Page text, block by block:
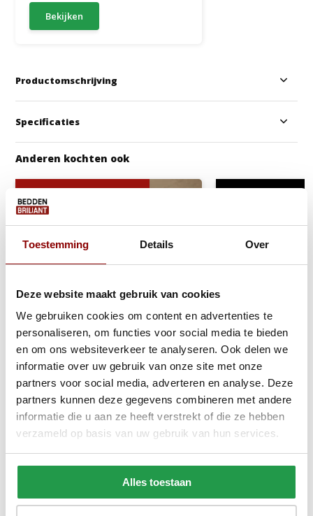
Toestemming Details Over
Deze website maakt gebruik van cookies
We gebruiken cookies om content en advertenties te
personaliseren, om functies voor social media te bieden
en om ons websiteverkeer te analyseren. Ook delen we
informatie over uw gebruik van onze site met onze
partners voor social media, adverteren en analyse. Deze
partners kunnen deze gegevens combineren met andere
informatie die u aan ze heeft verstrekt of die ze hebben
verzameld op basis van uw gebruik van hun services.
Alles toestaan
Bekijken
Productomschrijving
Specificaties
Anderen kochten ook
Gratis Dekbed + Kussens !
Elektrische Boxspring Delux -
Stel zelf samen
Ca. 6 tot 8 weken
Gratis Croco
Vaste Boxspring
Ca. 4 tot 6